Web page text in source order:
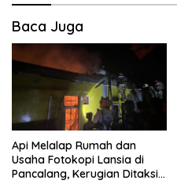
Baca Juga
Api Melalap Rumah dan
Usaha Fotokopi Lansia di
Pancalang, Kerugian Ditaksir